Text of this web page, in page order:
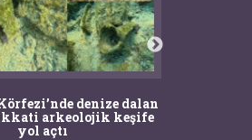
denize dalan
arkeolojik keşife
yol açtı